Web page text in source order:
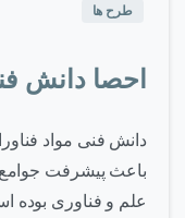
طرح ها
احصا دانش
دانش فنی مواد
باعث پیشرفت
علم و فناوری بوده